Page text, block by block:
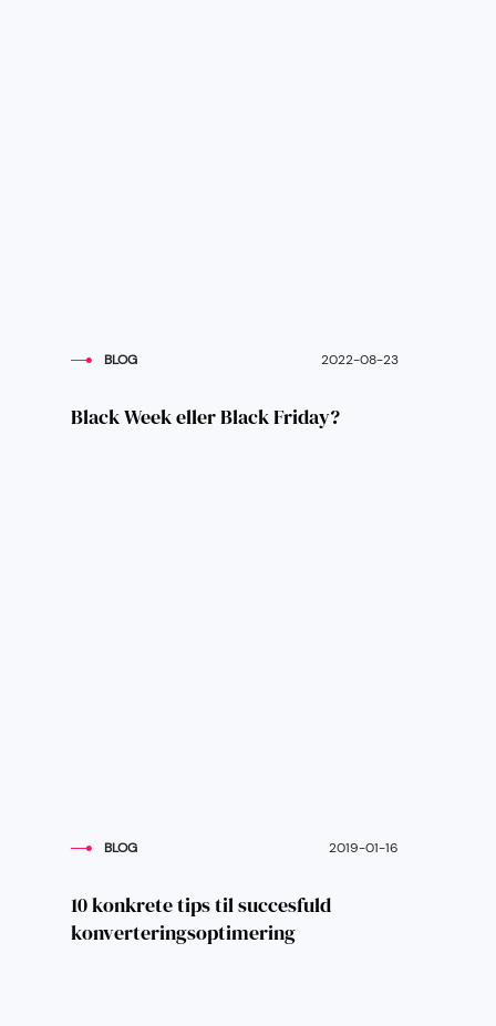
BLOG 2022-08-23
Black Week eller Black Friday?
BLOG 2019-01-16
10 konkrete tips til succesfuld
konverteringsoptimering